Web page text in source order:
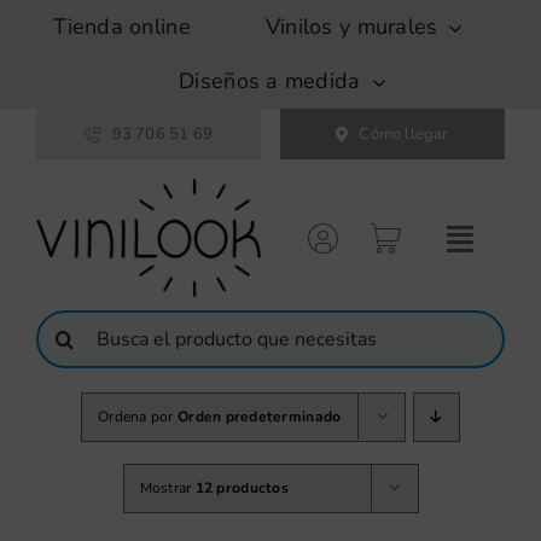
SaltarTienda online
Vinilos y murales
Diseños a medida
93 706 51 69 Cómo llegar
Buscar:
Ordena por Orden predeterminado
Mostrar 12 productos